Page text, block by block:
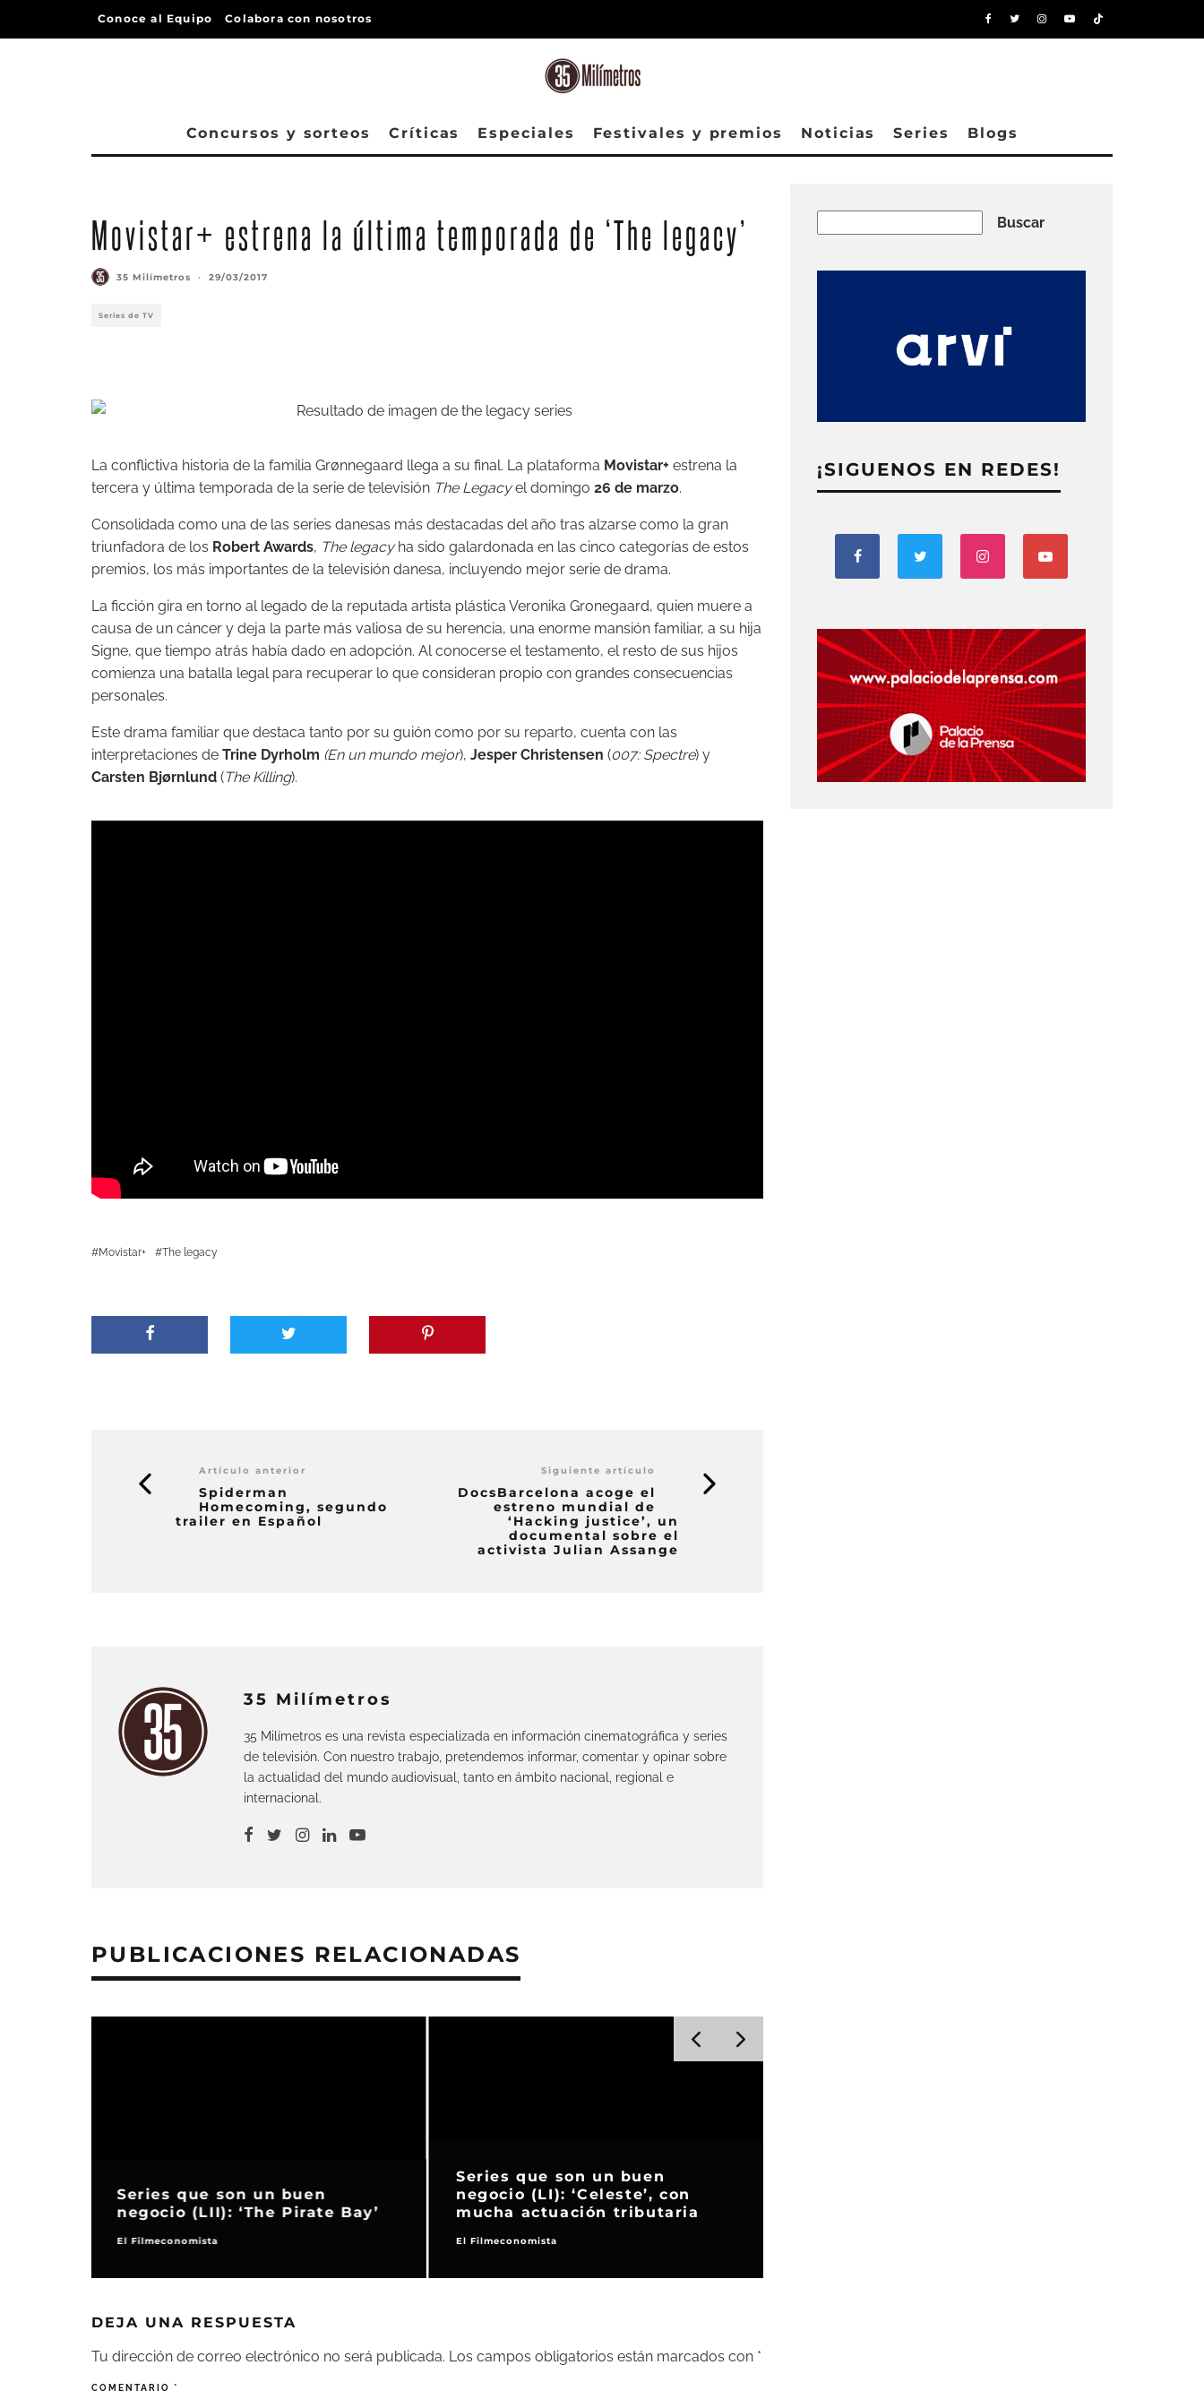
Conoce al Equipo Colabora con nosotros
Concursos y sorteos Críticas Especiales Festivales y premios Noticias Series Blogs
Movistar+ estrena la última temporada de ‘The legacy’
35 Milímetros · 29/03/2017
Series de TV
La conflictiva historia de la familia Grønnegaard llega a su final. La plataforma Movistar+ estrena la
tercera y última temporada de la serie de televisión The Legacyel domingo 26 de marzo.
Consolidada como una de las series danesas más destacadas del año tras alzarse como la gran
triunfadora de los Robert Awards, The legacyha sido galardonada en las cinco categorías de estos
premios, los más importantes de la televisión danesa, incluyendo mejor serie de drama.
La ficción gira en torno al legado de la reputada artista plástica Veronika Gronegaard, quien muere a
causa de un cáncer y deja la parte más valiosa de su herencia, una enorme mansión familiar, a su hija
Signe, que tiempo atrás había dado en adopción. Al conocerse el testamento, el resto de sus hijos
comienza una batalla legal para recuperar lo que consideran propio con grandes consecuencias
personales.
Este drama familiar que destaca tanto por su guión como por su reparto, cuenta con las
interpretaciones de Trine Dyrholm (En un mundo mejor), Jesper Christensen (007: Spectre) y
Carsten Bjørnlund (The Killing).
Movistar+ The legacy
Artículo anterior
Spiderman
Homecoming, segundo
trailer en Español
Siguiente artículo
DocsBarcelona acoge el
estreno mundial de
‘Hacking justice’, un
documental sobre el
activista Julian Assange
35 Milímetros
35 Milímetros es una revista especializada en información cinematográfica y series
de televisión. Con nuestro trabajo, pretendemos informar, comentar y opinar sobre
la actualidad del mundo audiovisual, tanto en ámbito nacional, regional e
internacional.
PUBLICACIONES RELACIONADAS
Series que son un buen
negocio (LII): ‘The Pirate Bay’
El Filmeconomista
Series que son un buen
negocio (LI): ‘Celeste’, con
mucha actuación tributaria
El Filmeconomista
DEJA UNA RESPUESTA
Tu dirección de correo electrónico no será publicada. Los campos obligatorios están marcados con *
COMENTARIO *
Buscar
¡SIGUENOS EN REDES!